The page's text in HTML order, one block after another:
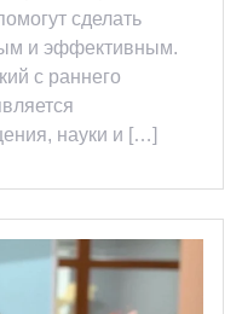
сделать
и эффективным.
с раннего
науки и […]